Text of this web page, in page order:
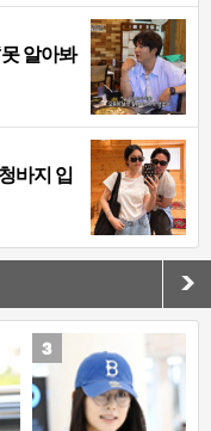
알아봐
바지 입